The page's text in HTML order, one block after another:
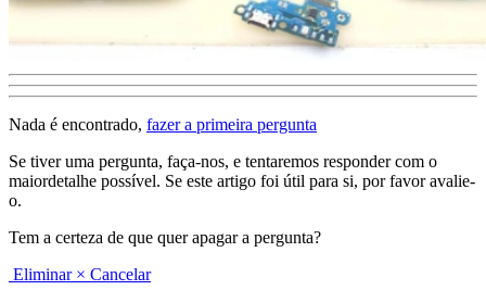
Nada é encontrado, fazer a primeira pergunta
Se tiver uma pergunta, faça-nos, e tentaremos responder com o
maiordetalhe possível. Se este artigo foi útil para si, por favor avalie-
o.
Tem a certeza de que quer apagar a pergunta?
Eliminar × Cancelar